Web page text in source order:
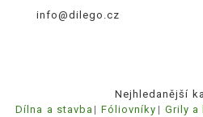
info@dilego.cz
Nejhledanější
Dílna a stavba
Fóliovníky Grily a